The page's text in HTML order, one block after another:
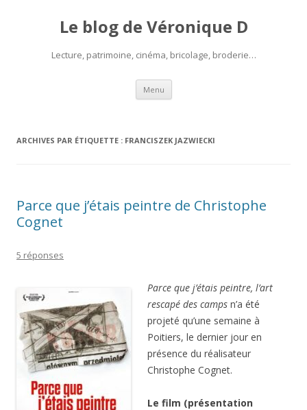
Le blog de Véronique D
Lecture, patrimoine, cinéma, bricolage, broderie…
Menu Aller
contenu
ARCHIVES PAR ÉTIQUETTE : FRANCISZEK JAZWIECKI
Parce que j’étais peintre de Christophe
Cognet
5 réponses
Parce que j’étais peintre, l’art
rescapé des camps n’a été
projeté qu’une semaine à
Poitiers, le dernier jour en
présence du réalisateur
Christophe Cognet.
Le film (présentation